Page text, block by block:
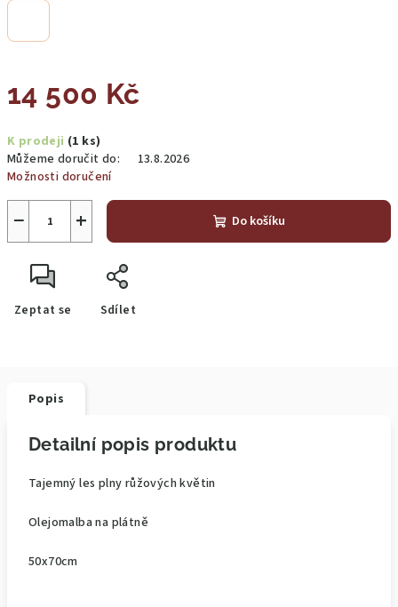
14 500 Kč
cena:
K prodeji (1 ks)
Můžeme doručit do:
13.8.2026
Možnosti doručení
+
− Do košíku
Zeptat se Sdílet
Popis
Detailní popis produktu
Tajemný les plny růžových květin
Olejomalba na plátně
50x70cm